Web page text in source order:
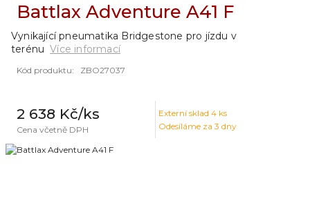
Battlax Adventure A41 F
Kód produktu: ZBO27037
2 638 Kč/ks
Cena včetně DPH
Externí sklad 4 ks
Odesíláme za 3 dny
Vynikající pneumatika Bridgestone pro jízdu v
terénu Více informací